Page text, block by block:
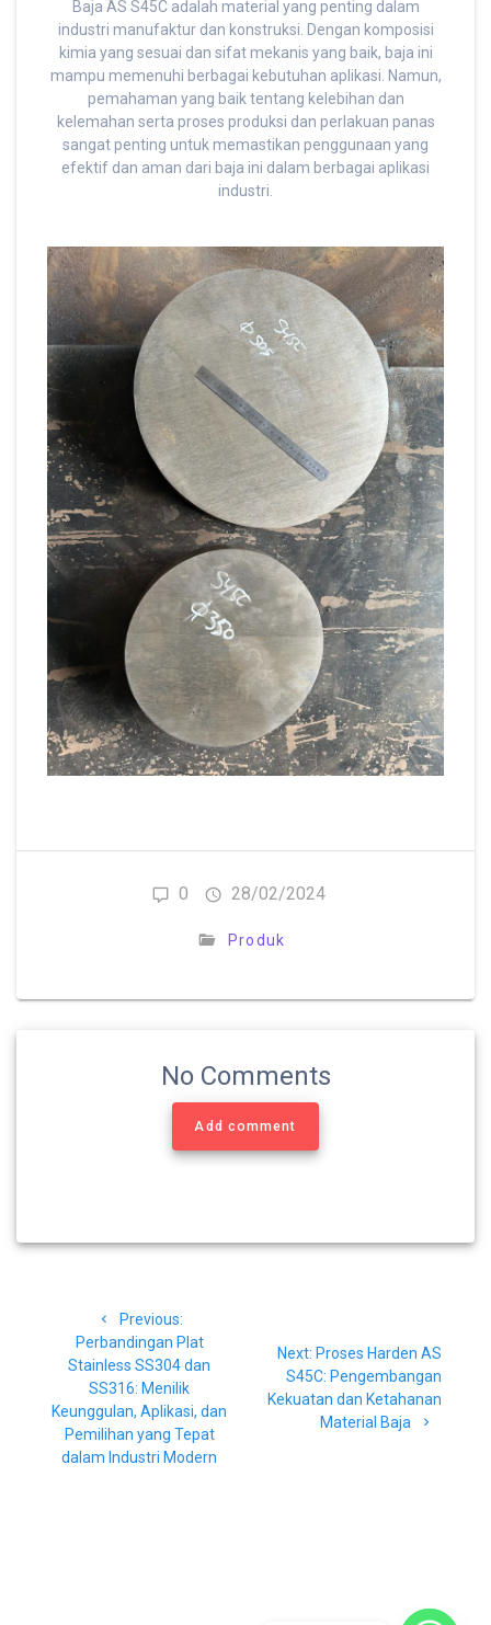
Baja AS S45C adalah material yang penting dalam
industri manufaktur dan konstruksi. Dengan komposisi
kimia yang sesuai dan sifat mekanis yang baik, baja ini
mampu memenuhi berbagai kebutuhan aplikasi. Namun,
pemahaman yang baik tentang kelebihan dan
kelemahan serta proses produksi dan perlakuan panas
sangat penting untuk memastikan penggunaan yang
efektif dan aman dari baja ini dalam berbagai aplikasi
industri.
0 28/02/2024
Produk
No Comments
Add comment
pos
Previous:Previous
post:
Perbandingan Plat
Stainless SS304 dan
SS316: Menilik
Keunggulan, Aplikasi, dan
Pemilihan yang Tepat
dalam Industri Modern
Next: Next
post:
Proses Harden AS
S45C: Pengembangan
Kekuatan dan Ketahanan
Material Baja